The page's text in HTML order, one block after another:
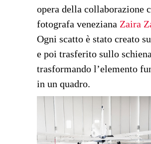
opera della collaborazione
fotografa veneziana Zaira
Ogni scatto è stato creato
e poi trasferito sullo
trasformando l’elemento
in un quadro.